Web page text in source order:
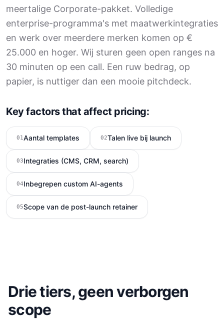
meertalige Corporate-pakket. Volledige
enterprise-programma's met maatwerkintegraties
en werk over meerdere merken komen op €
25.000 en hoger. Wij sturen geen open ranges na
30 minuten op een call. Een ruw bedrag, op
papier, is nuttiger dan een mooie pitchdeck.
Key factors that affect pricing:
01Aantal templates 02Talen live bij launch
03Integraties (CMS, CRM, search)
04Inbegrepen custom AI-agents
05Scope van de post-launch retainer
Drie tiers, geen verborgen
scope